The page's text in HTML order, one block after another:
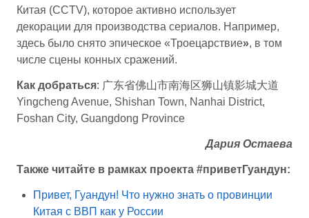
Китая (CCTV), которое активно использует
декорации для производства сериалов. Например,
здесь было снято эпическое «Троецарствие», в том
числе сцены конных сражений.
Как добраться: 广东省佛山市南海区狮山镇影城大道
Yingcheng Avenue, Shishan Town, Nanhai District,
Foshan City, Guangdong Province
Дария Остаева
Также читайте в рамках проекта #приветГуандун:
Привет, Гуандун! Что нужно знать о провинции
Китая с ВВП как у России